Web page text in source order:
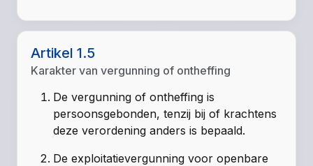
Artikel 1.5
Karakter van vergunning of ontheffing
De vergunning of ontheffing is
persoonsgebonden, tenzij bij of krachtens
deze verordening anders is bepaald.
De exploitatievergunning voor openbare